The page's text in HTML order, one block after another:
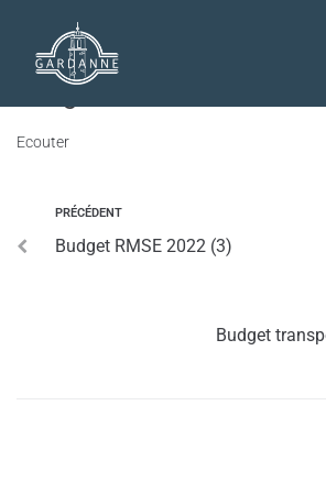
Budget ville 2022 Dm1
Ecouter
PRÉCÉDENT
Budget RMSE 2022 (3)
Budget